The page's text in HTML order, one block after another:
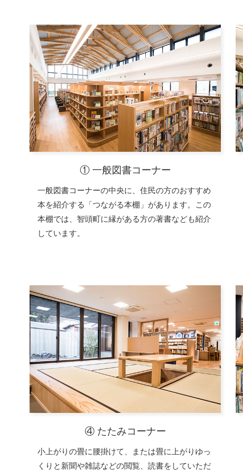
① 一般図書コーナー
一般図書コーナーの中央に、住民の方のおすすめ
本を紹介する「つながる本棚」があります。この
本棚では、智頭町に縁がある方の著書なども紹介
しています。
④ たたみコーナー
小上がりの畳に腰掛けて、または畳に上がりゆっ
くりと新聞や雑誌などの閲覧、読書をしていただ